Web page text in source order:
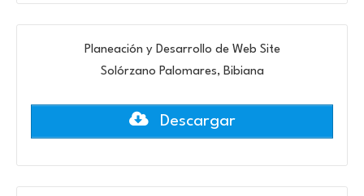
Planeación y Desarrollo de Web Site
Solórzano Palomares, Bibiana
Descargar